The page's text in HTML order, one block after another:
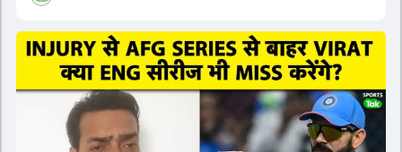
रुतुराज गायकवाड़ 58.8 की लिस्ट ए औसत के साथ एक मजबूत विकल्प हैं। संजू
सैमसन भी बड़े दावेदार हैं, जिनका वनडे क्रिकेट में 56 से ज्यादा का औसत है।
यशस्वी जायसवाल को भी मौका मिल सकता है, हालांकि उनके बैटिंग ऑर्डर पर
विचार करना होगा। इसके अलावा 82 से ज्यादा की लिस्ट ए औसत वाले देवदत्त
पडिक्कल भी एक शानदार विकल्प हो सकते हैं। टीम मैनेजमेंट स्क्वाड में पहले से
मौजूद ईशान किशन को भी नंबर तीन पर खिलाने का फैसला कर सकती है।